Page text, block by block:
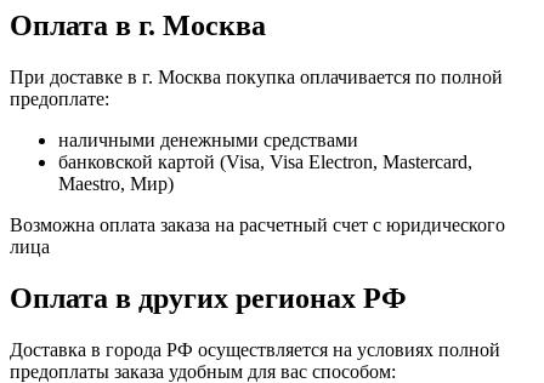
Оплата в г. Москва
При доставке в г. Москва покупка оплачивается по полной
предоплате:
наличными денежными средствами
банковской картой (Visa, Visa Electron, Mastercard,
Maestro, Мир)
Возможна оплата заказа на расчетный счет с юридического
лица
Оплата в других регионах РФ
Доставка в города РФ осуществляется на условиях полной
предоплаты заказа удобным для вас способом: